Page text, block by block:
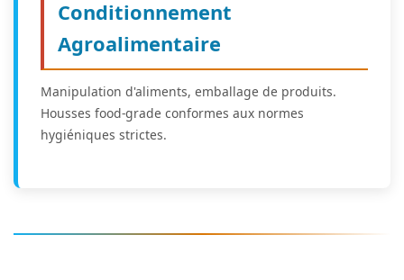
Conditionnement
Agroalimentaire
Manipulation d'aliments, emballage de produits.
Housses food-grade conformes aux normes
hygiéniques strictes.